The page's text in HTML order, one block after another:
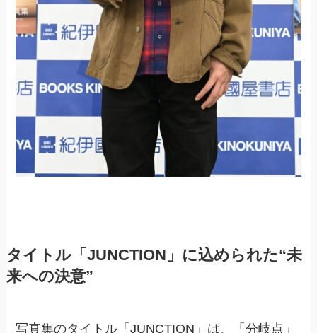
タイトル「JUNCTION」に込められた“未
来への決意”
写真集のタイトル「JUNCTION」は、「分岐点」